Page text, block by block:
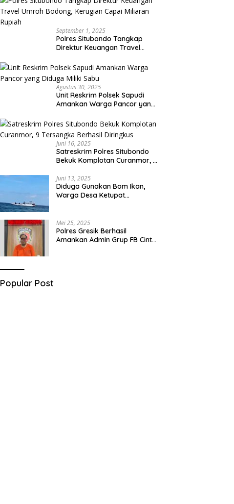
September 1, 2025
Polres Situbondo Tangkap
Direktur Keuangan Travel
Capai Miliaran Rupiah
Agustus 30, 2025
Unit Reskrim Polsek Sapudi
Amankan Warga Pancor yang
Juni 16, 2025
Satreskrim Polres Situbondo
Bekuk Komplotan Curanmor, 9
Juni 13, 2025
Diduga Gunakan Bom Ikan,
Warga Desa Ketupat
Mei 25, 2025
Polres Gresik Berhasil
Amankan Admin Grup FB Cinta
Popular Post